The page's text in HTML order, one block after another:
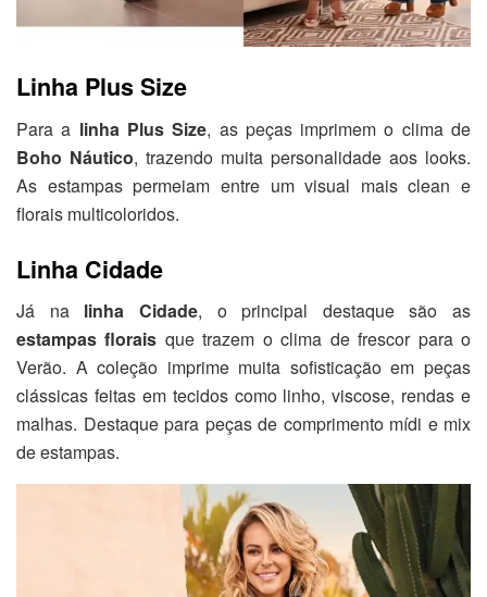
Linha Plus Size
Para a linha Plus Size, as peças imprimem o clima de
Boho Náutico, trazendo muita personalidade aos looks.
As estampas permeiam entre um visual mais clean e
florais multicoloridos.
Linha Cidade
Já na linha Cidade, o principal destaque são as
estampas florais que trazem o clima de frescor para o
Verão. A coleção imprime muita sofisticação em peças
clássicas feitas em tecidos como linho, viscose, rendas e
malhas. Destaque para peças de comprimento mídi e mix
de estampas.